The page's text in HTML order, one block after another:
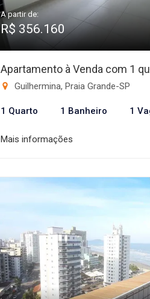
A partir de:
R$ 356.160
Apartamento à Venda com 1
Guilhermina, Praia Grande-SP
1 Quarto 1 Banheiro 1
Mais informações